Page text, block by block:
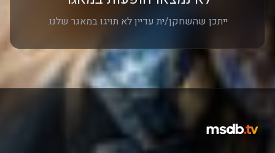
ייתכן שהשחקן/ית עדיין לא תויגו במאגר שלנו.